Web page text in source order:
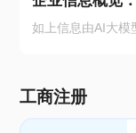
如上信息由AI大模
工商注册